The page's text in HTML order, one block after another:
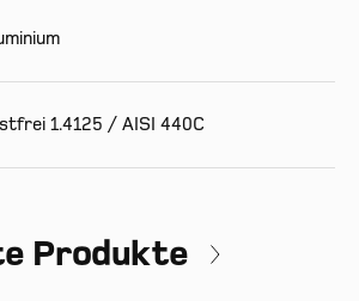
1.4125 / AISI 440C
Produkte